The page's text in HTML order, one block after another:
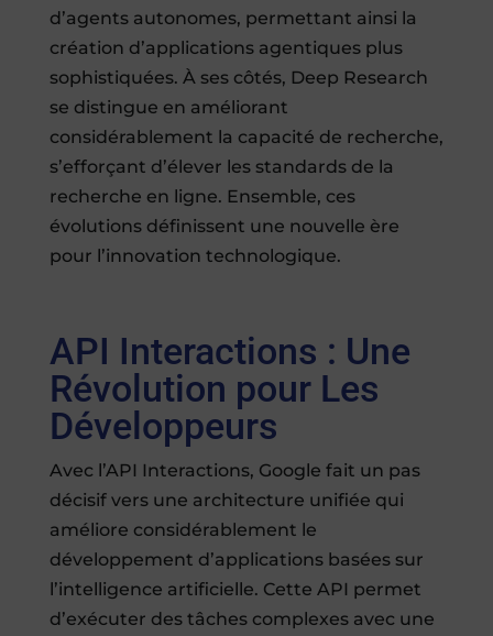
d’agents autonomes, permettant ainsi la
création d’applications agentiques plus
sophistiquées. À ses côtés, Deep Research
se distingue en améliorant
considérablement la capacité de recherche,
s’efforçant d’élever les standards de la
recherche en ligne. Ensemble, ces
évolutions définissent une nouvelle ère
pour l’innovation technologique.
API Interactions : Une
Révolution pour Les
Développeurs
Avec l’API Interactions, Google fait un pas
décisif vers une architecture unifiée qui
améliore considérablement le
développement d’applications basées sur
l’intelligence artificielle. Cette API permet
d’exécuter des tâches complexes avec une